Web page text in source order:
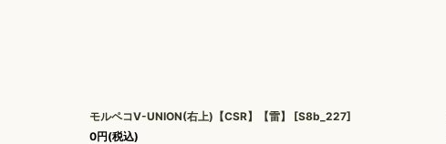
モルペコV-UNION(右上)【CSR】【雷】 [S8b_227]
0円(税込)